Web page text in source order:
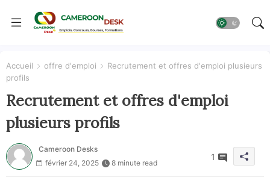
Accueil offre d'emploi
Recrutement et offres d'emploi plusieurs
profils
Recrutement et offres d'emploi
plusieurs profils
Cameroon Desks
février 24, 2025
8 minute read
1